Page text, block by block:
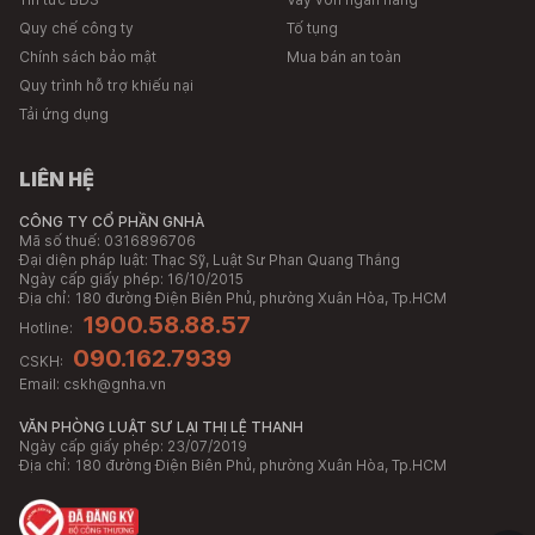
Quy chế công ty
Chính sách bảo mật
Quy trình hỗ trợ khiếu nại
Tải ứng dụng
Tố tụng
Mua bán an toàn
LIÊN HỆ
CÔNG TY CỔ PHẦN GNHÀ
Mã số thuế: 0316896706
Đại diện pháp luật: Thạc Sỹ, Luật Sư Phan Quang Thắng
Ngày cấp giấy phép: 16/10/2015
Địa chỉ: 180 đường Điện Biên Phủ, phường Xuân Hòa, Tp.HCM
Hotline:
1900.58.88.57
CSKH: 090.162.7939
Email: cskh@gnha.vn
VĂN PHÒNG LUẬT SƯ LẠI THỊ LỆ THANH
Ngày cấp giấy phép: 23/07/2019
Địa chỉ: 180 đường Điện Biên Phủ, phường Xuân Hòa, Tp.HCM